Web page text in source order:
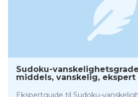
Sudoku-
middels, vanskelig, ekspert
Ekspertguide til Sudoku-